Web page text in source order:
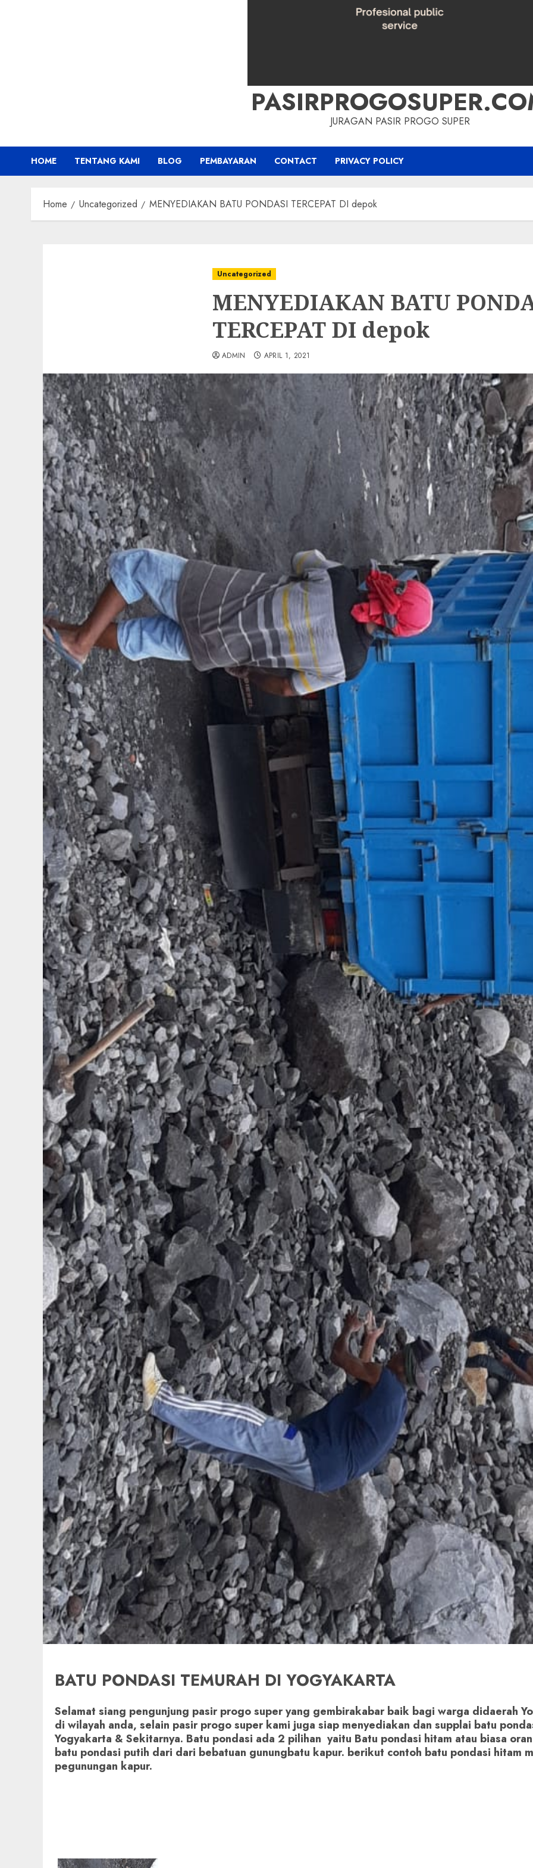
JURAGAN PASIR PROGO SUPER
HOME TENTANG KAMI BLOG PEMBAYARAN CONTACT PRIVACY POLICY
Home Uncategorized MENYEDIAKAN BATU PONDASI TERCEPAT DI depok
Uncategorized
MENYEDIAKAN BATU
TERCEPAT DI depok
ADMIN APRIL 1, 2021
BATU PONDASI TEMURAH DI YOGYAKARTA
Selamat siang pengunjung pasir progo super yang gembirakabar baik bagi warga didaerah
di wilayah anda, selain pasir progo super kami juga siap menyediakan dan supplai batu
Yogyakarta & Sekitarnya. Batu pondasi ada 2 pilihan yaitu Batu pondasi hitam atau biasa
batu pondasi putih dari dari bebatuan gunungbatu kapur. berikut contoh batu pondasi hitam
pegunungan kapur.